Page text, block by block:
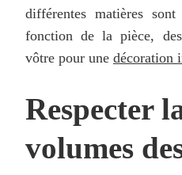
différentes matières
fonction de la pièce,
vôtre pour une décoration
Respecter
volumes